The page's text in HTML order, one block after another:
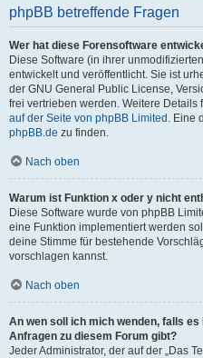
phpBB betreffende Fragen
Wer hat diese Forensoftware
Diese Software (in ihrer
entwickelt und veröffentlicht. Sie ist
der GNU General Public License,
frei vertrieben werden. Weitere Details
auf der Seite von phpBB Limited . Eine
phpBB.de zu finden.
Nach oben
Warum ist Funktion x oder y nicht
Diese Software wurde von phpBB
eine Funktion implementiert werden
deine Stimme für bestehende
vorschlagen kannst.
Nach oben
An wen soll ich mich wenden, falls
Anfragen zu diesem Forum gibt?
Jeder Administrator, der auf der „Das